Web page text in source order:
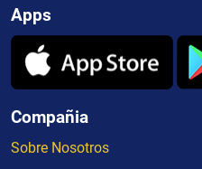
Apps
Compañia
Sobre Nosotros